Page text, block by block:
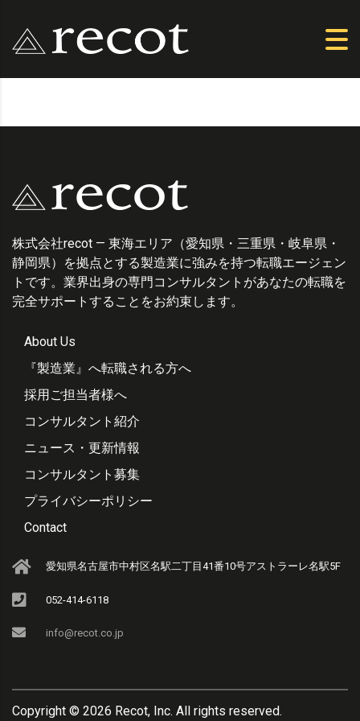
株式会社recot — 東海エリア（愛知県・三重県・岐阜県・
静岡県）を拠点とする製造業に強みを持つ転職エージェン
トです。業界出身の専門コンサルタントがあなたの転職を
完全サポートすることをお約束します。
About Us
『製造業』へ転職される方へ
採用ご担当者様へ
コンサルタント紹介
ニュース・更新情報
コンサルタント募集
プライバシーポリシー
Contact
愛知県名古屋市中村区名駅二丁目41番10号アストラーレ名駅5F
052-414-6118
info@recot.co.jp
Copyright © 2026 Recot, Inc. All rights reserved.